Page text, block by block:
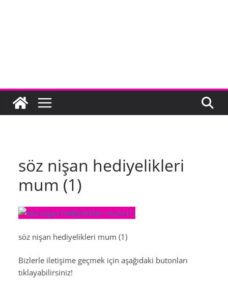
söz nişan hediyelikleri
mum (1)
söz nişan hediyelikleri mum (1)
Bizlerle iletişime geçmek için aşağıdaki butonları
tıklayabilirsiniz!